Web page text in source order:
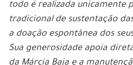
todo é realizada unicamente
tradicional de sustentação
a doação espontânea dos
Sua generosidade apoia